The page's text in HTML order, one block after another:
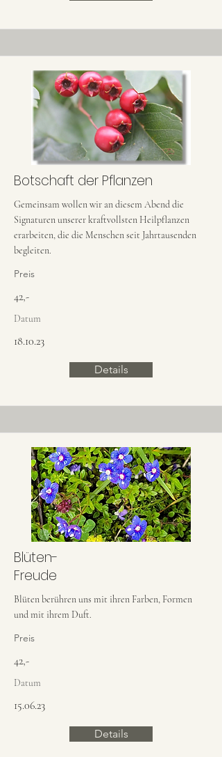
Botschaft der Pflanzen
Gemeinsam wollen wir an diesem Abend die
Signaturen unserer kraftvollsten Heilpflanzen
erarbeiten, die die Menschen seit Jahrtausenden
begleiten.
Preis
42,-
Datum
18.10.23
Details
Blüten-
Freude
Blüten berühren uns mit ihren Farben, Formen
und mit ihrem Duft.
Preis
42,-
Datum
15.06.23
Details